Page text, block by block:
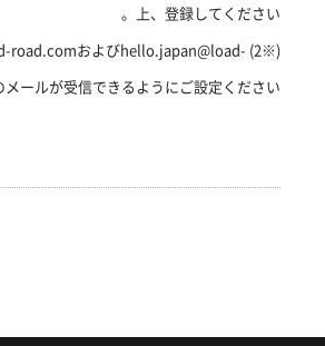
上、登録してください。
road.comおよびhello.japan@load-
ールが受信できるようにご設定ください。